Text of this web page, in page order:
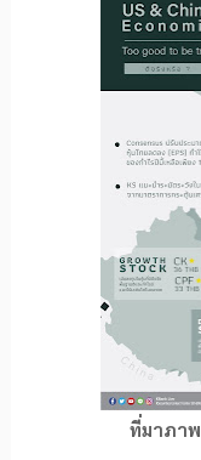
ที่มาภาพ